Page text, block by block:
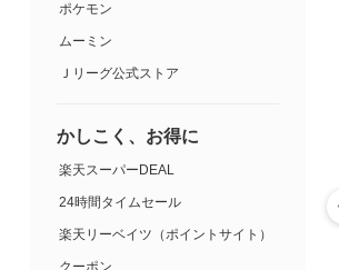
ポケモン
ムーミン
Ｊリーグ公式ストア
かしこく、お得に
楽天スーパーDEAL
24時間タイムセール
楽天リーベイツ（ポイントサイト）